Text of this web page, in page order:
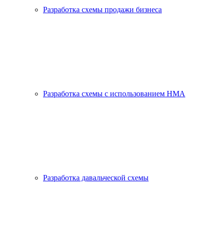
Разработка схемы продажи бизнеса
Разработка схемы с использованием HMA
Разработка давальческой схемы